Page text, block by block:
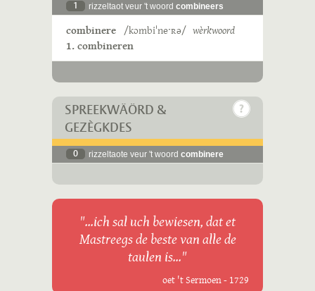
1 rizzeltaot veur 't woord combineers
combinere /kɔmbiˈneˑʀə/ wèrkwoord
1. combineren
SPREEKWÄÖRD &
GEZÈGKDES
0 rizzeltaote veur 't woord combinere
"...ich sal uch bewiesen, dat et
Mastreegs de beste van alle de
taulen is..."
oet 't Sermoen - 1729